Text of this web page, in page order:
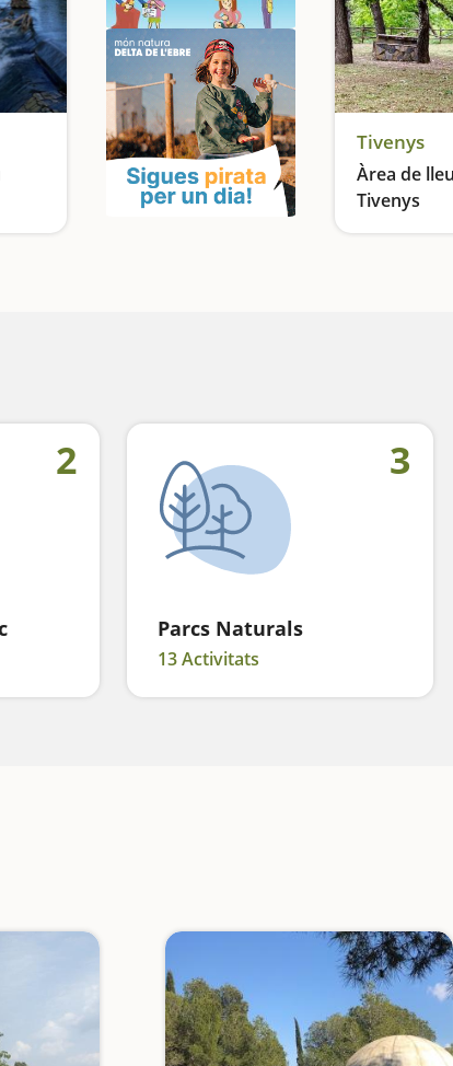
Ruta amb cascades, patrimoni i vistes privilegiades
Tivenys
Àrea de
Tivenys
2 3
Parcs Naturals
13 Activitats